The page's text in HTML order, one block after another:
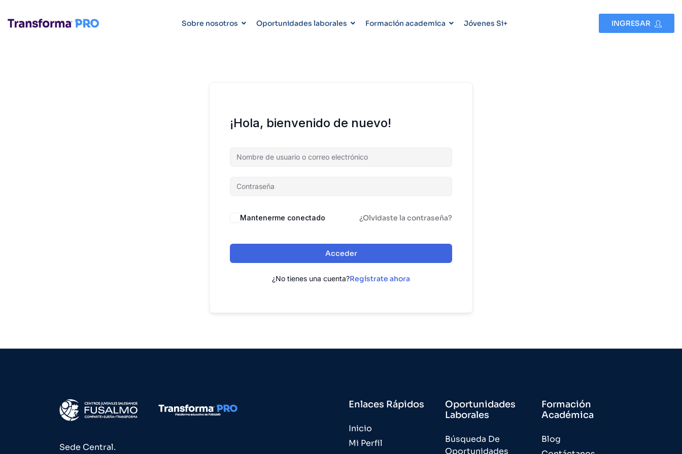
Sobre nosotros Oportunidades laborales Formación academica Jóvenes Si+ INGRESAR
¡Hola, bienvenido de nuevo!
Mantenerme conectado ¿Olvidaste la contraseña?
Acceder
¿No tienes una cuenta?Regístrate ahora
Sede Central.
Enlaces Rápidos
Inicio
Mi Perfil
Oportunidades
Laborales
Búsqueda De
Oportunidades
Formación
Académica
Blog